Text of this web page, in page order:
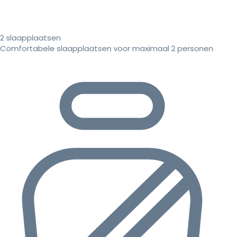
2 slaapplaatsen
Comfortabele slaapplaatsen voor maximaal 2 personen